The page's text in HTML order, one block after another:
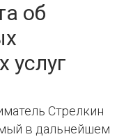
об
услуг
Стрелкин
в дальнейшем